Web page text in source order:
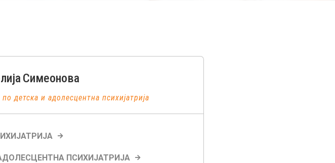
Симеонова
детска и адолесцентна психијатрија
ПСИХИЈАТРИЈА